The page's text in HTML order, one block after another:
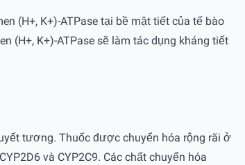
(H+, K+)-ATPase tại bề mặt tiết của tế bào
(H+, K+)-ATPase sẽ làm tác dụng kháng tiết
tương. Thuốc được chuyển hóa rộng rãi ở
và CYP2C9. Các chất chuyển hóa